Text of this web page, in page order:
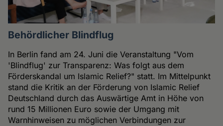
Behördlicher Blindflug
In Berlin fand am 24. Juni die Veranstaltung "Vom
'Blindflug' zur Transparenz: Was folgt aus dem
Förderskandal um Islamic Relief?" statt. Im Mittelpunkt
stand die Kritik an der Förderung von Islamic Relief
Deutschland durch das Auswärtige Amt in Höhe von
rund 15 Millionen Euro sowie der Umgang mit
Warnhinweisen zu möglichen Verbindungen zur